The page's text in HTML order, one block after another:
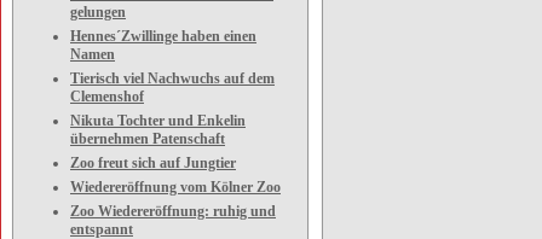
gelungen
Hennes´Zwillinge haben einen
Namen
Tierisch viel Nachwuchs auf dem
Clemenshof
Nikuta Tochter und Enkelin
übernehmen Patenschaft
Zoo freut sich auf Jungtier
Wiedereröffnung vom Kölner Zoo
Zoo Wiedereröffnung: ruhig und
entspannt